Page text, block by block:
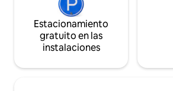
Estacionamiento
gratuito en las
instalaciones